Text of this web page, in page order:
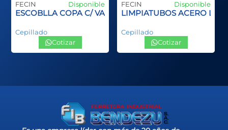
PLASTCO SPID INOX
FECIN Disponible
ESCOBLLA COPA C/ VASTAGO
Cepillado
Cotizar
FECIN Disponible
LIMPIATUBOS ACERO
Cepillado
Cotizar